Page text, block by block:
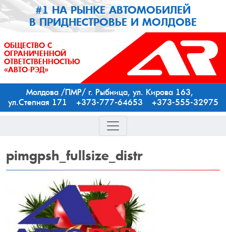
#1 НА РЫНКЕ АВТОМОБИЛЕЙ
В ПРИДНЕСТРОВЬЕ И МОЛДОВЕ
ОБЩЕСТВО С
ОГРАНИЧЕННОЙ
ОТВЕТСТВЕННОСТЬЮ
«АВТО-РЭД»
Молдова /ПМР/ г. Рыбница, ул. Кирова 163,
ул.Степная 171 +373-777-64653 +373-555-32975
pimgpsh_fullsize_distr